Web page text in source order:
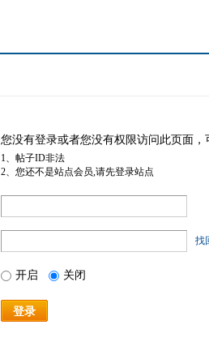
您没有登录或者您没有权限访问此页面
1、帖子ID非法
2、您还不是站点会员,请先登录站点
找
开启 关闭
登录